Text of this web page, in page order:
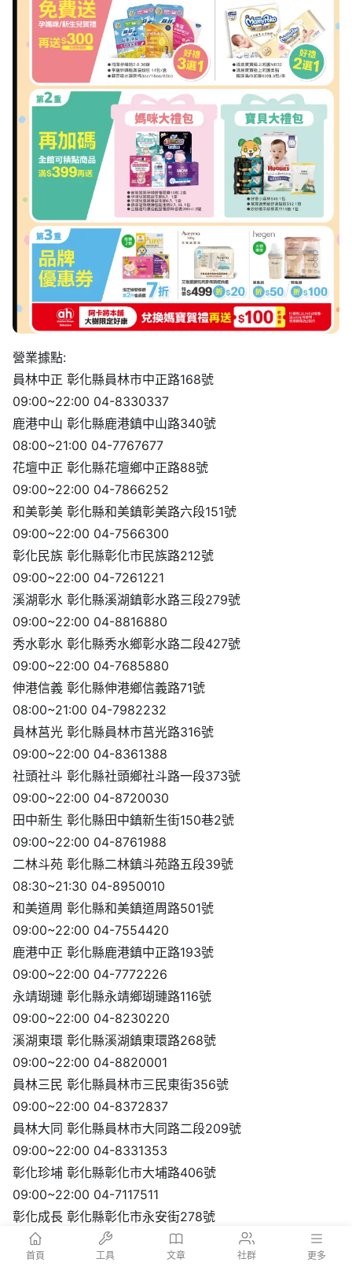
營業據點:
員林中正 彰化縣員林市中正路168號
09:00~22:00 04-8330337
鹿港中山 彰化縣鹿港鎮中山路340號
08:00~21:00 04-7767677
花壇中正 彰化縣花壇鄉中正路88號
09:00~22:00 04-7866252
和美彰美 彰化縣和美鎮彰美路六段151號
09:00~22:00 04-7566300
彰化民族 彰化縣彰化市民族路212號
09:00~22:00 04-7261221
溪湖彰水 彰化縣溪湖鎮彰水路三段279號
09:00~22:00 04-8816880
秀水彰水 彰化縣秀水鄉彰水路二段427號
09:00~22:00 04-7685880
伸港信義 彰化縣伸港鄉信義路71號
08:00~21:00 04-7982232
員林莒光 彰化縣員林市莒光路316號
09:00~22:00 04-8361388
社頭社斗 彰化縣社頭鄉社斗路一段373號
09:00~22:00 04-8720030
田中新生 彰化縣田中鎮新生街150巷2號
09:00~22:00 04-8761988
二林斗苑 彰化縣二林鎮斗苑路五段39號
08:30~21:30 04-8950010
和美道周 彰化縣和美鎮道周路501號
09:00~22:00 04-7554420
鹿港中正 彰化縣鹿港鎮中正路193號
09:00~22:00 04-7772226
永靖瑚璉 彰化縣永靖鄉瑚璉路116號
09:00~22:00 04-8230220
溪湖東環 彰化縣溪湖鎮東環路268號
09:00~22:00 04-8820001
員林三民 彰化縣員林市三民東街356號
09:00~22:00 04-8372837
員林大同 彰化縣員林市大同路二段209號
09:00~22:00 04-8331353
彰化珍埔 彰化縣彰化市大埔路406號
09:00~22:00 04-7117511
彰化成長 彰化縣彰化市永安街278號
09:00~22:00 04-7287877
首頁 工具 文章 社群 更多